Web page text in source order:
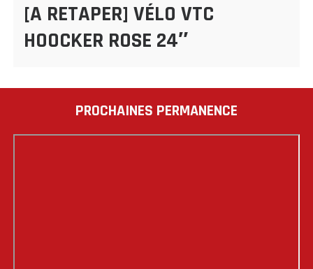
[A RETAPER] VÉLO VTC
HOOCKER ROSE 24″
PROCHAINES PERMANENCE